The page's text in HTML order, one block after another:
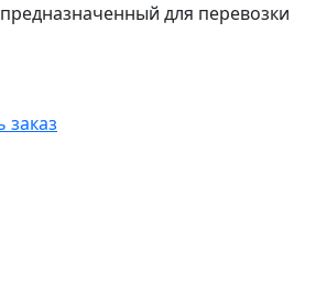
для перевозки
заказ